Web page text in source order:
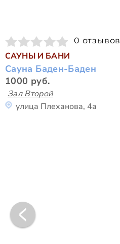
0 отзывов
САУНЫ И БАНИ
Сауна Баден-Баден
1000 руб.
Зал Второй
улица Плеханова, 4а